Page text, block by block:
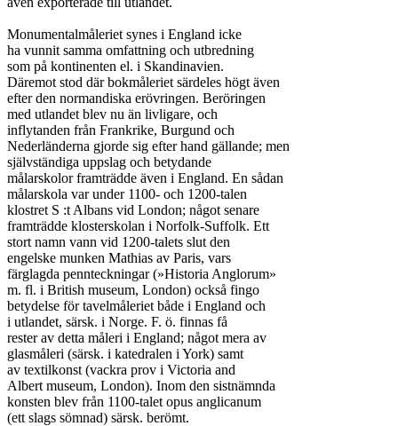
Monumentalmåleriet synes i England icke
ha vunnit samma omfattning och utbredning
som på kontinenten el. i Skandinavien.
Däremot stod där bokmåleriet särdeles högt även
efter den normandiska erövringen. Beröringen
med utlandet blev nu än livligare, och
inflytanden från Frankrike, Burgund och
Nederländerna gjorde sig efter hand gällande; men
självständiga uppslag och betydande
målarskolor framträdde även i England. En sådan
målarskola var under 1100- och 1200-talen
klostret S :t Albans vid London; något senare
framträdde klosterskolan i Norfolk-Suffolk. Ett
stort namn vann vid 1200-talets slut den
engelske munken Mathias av Paris, vars
färglagda pennteckningar (»Historia Anglorum»
m. fl. i British museum, London) också fingo
betydelse för tavelmåleriet både i England och
i utlandet, särsk. i Norge. F. ö. finnas få
rester av detta måleri i England; något mera av
glasmåleri (särsk. i katedralen i York) samt
av textilkonst (vackra prov i Victoria and
Albert museum, London). Inom den sistnämnda
konsten blev från 1100-talet opus anglicanum
(ett slags sömnad) särsk. berömt.